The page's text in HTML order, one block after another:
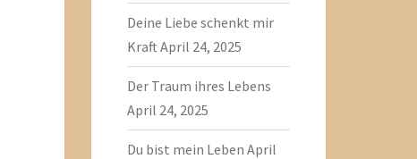
Deine Liebe schenkt mir
KraftApril 24, 2025
Der Traum ihres Lebens
April 24, 2025
Du bist mein Leben April